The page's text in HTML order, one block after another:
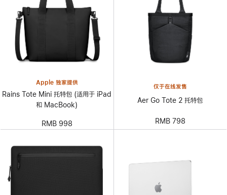
Apple 独家提供
Rains Tote Mini 托特包 (适用于 iPad
和 MacBook)
RMB 998
仅于在线发售
Aer Go Tote 2 托特包
RMB 798